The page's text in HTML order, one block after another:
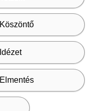
Köszöntő
Idézet
Elmentés